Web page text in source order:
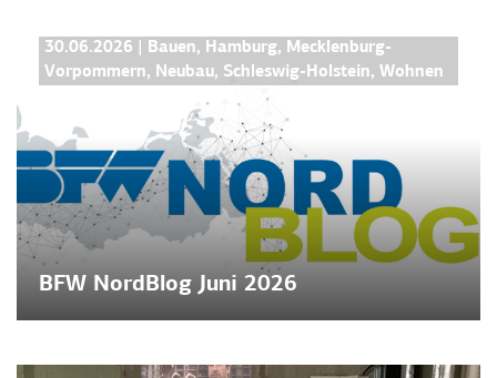
30.06.2026 Bauen, Hamburg, Mecklenburg-
Vorpommern, Neubau, Schleswig-Holstein, Wohnen
BFW NordBlog Juni 2026